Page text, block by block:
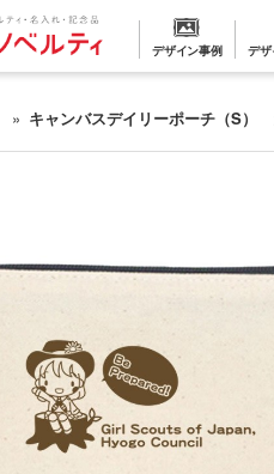
デザイン事例 デザ
キャンバスデイリーポーチ（S）